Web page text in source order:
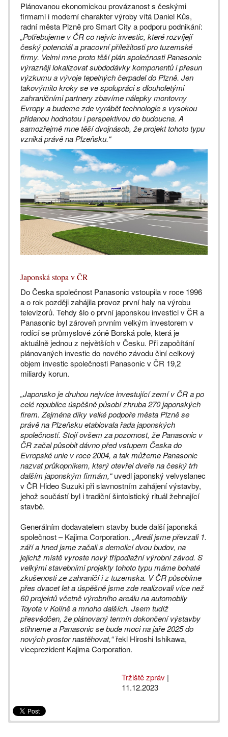
Plánovanou ekonomickou provázanost s českými
firmami i moderní charakter výroby vítá Daniel Kůs,
radní města Plzně pro Smart City a podporu podnikání:
„Potřebujeme v ČR co nejvíc investic, které rozvíjejí
český potenciál a pracovní příležitosti pro tuzemské
firmy. Velmi mne proto těší plán společnosti Panasonic
výrazněji lokalizovat subdodávky komponentů i přesun
výzkumu a vývoje tepelných čerpadel do Plzně. Jen
takovýmito kroky se ve spolupráci s dlouholetými
zahraničními partnery zbavíme nálepky montovny
Evropy a budeme zde vyrábět technologie s vysokou
přidanou hodnotou i perspektivou do budoucna. A
samozřejmě mne těší dvojnásob, že projekt tohoto typu
vzniká právě na Plzeňsku.“
Japonská stopa v ČR
Do Česka společnost Panasonic vstoupila v roce 1996
a o rok později zahájila provoz první haly na výrobu
televizorů. Tehdy šlo o první japonskou investici v ČR a
Panasonic byl zároveň prvním velkým investorem v
rodící se průmyslové zóně Borská pole, která je
aktuálně jednou z největších v Česku. Při započítání
plánovaných investic do nového závodu činí celkový
objem investic společnosti Panasonic v ČR 19,2
miliardy korun.
„Japonsko je druhou nejvíce investující zemí v ČR a po
celé republice úspěšně působí zhruba 270 japonských
firem. Zejména díky velké podpoře města Plzně se
právě na Plzeňsku etablovala řada japonských
společností. Stojí ovšem za pozornost, že Panasonic v
ČR začal působit dávno před vstupem Česka do
Evropské unie v roce 2004, a tak můžeme Panasonic
nazvat průkopníkem, který otevřel dveře na český trh
dalším japonským firmám,“uvedl japonský velvyslanec
v ČR Hideo Suzuki při slavnostním zahájení výstavby,
jehož součástí byl i tradiční šintoistický rituál žehnající
stavbě.
Generálním dodavatelem stavby bude další japonská
společnost – Kajima Corporation. „Areál jsme převzali 1.
září a hned jsme začali s demolicí dvou budov, na
jejichž místě vyroste nový třípodlažní výrobní závod. S
velkými stavebními projekty tohoto typu máme bohaté
zkušenosti ze zahraničí i z tuzemska. V ČR působíme
přes dvacet let a úspěšně jsme zde realizovali více než
60 projektů včetně výrobního areálu na automobily
Toyota v Kolíně a mnoho dalších. Jsem tudíž
přesvědčen, že plánovaný termín dokončení výstavby
stihneme a Panasonic se bude moci na jaře 2025 do
nových prostor nastěhovat,“řekl Hiroshi Ishikawa,
viceprezident Kajima Corporation.
Tržiště zpráv |
11.12.2023